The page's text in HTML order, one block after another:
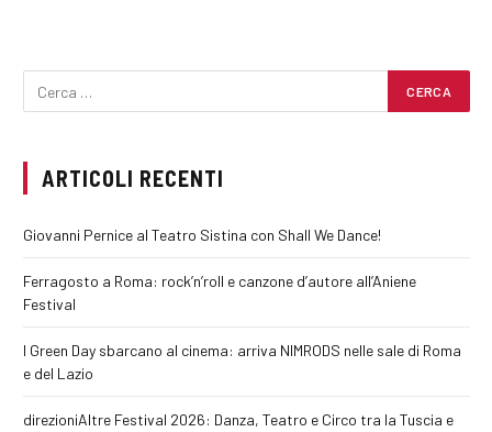
ARTICOLI RECENTI
Giovanni Pernice al Teatro Sistina con Shall We Dance!
Ferragosto a Roma: rock’n’roll e canzone d’autore all’Aniene
Festival
I Green Day sbarcano al cinema: arriva NIMRODS nelle sale di Roma
e del Lazio
direzioniAltre Festival 2026: Danza, Teatro e Circo tra la Tuscia e